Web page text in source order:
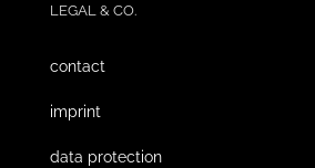
LEGAL & CO.
contact
imprint
data protection